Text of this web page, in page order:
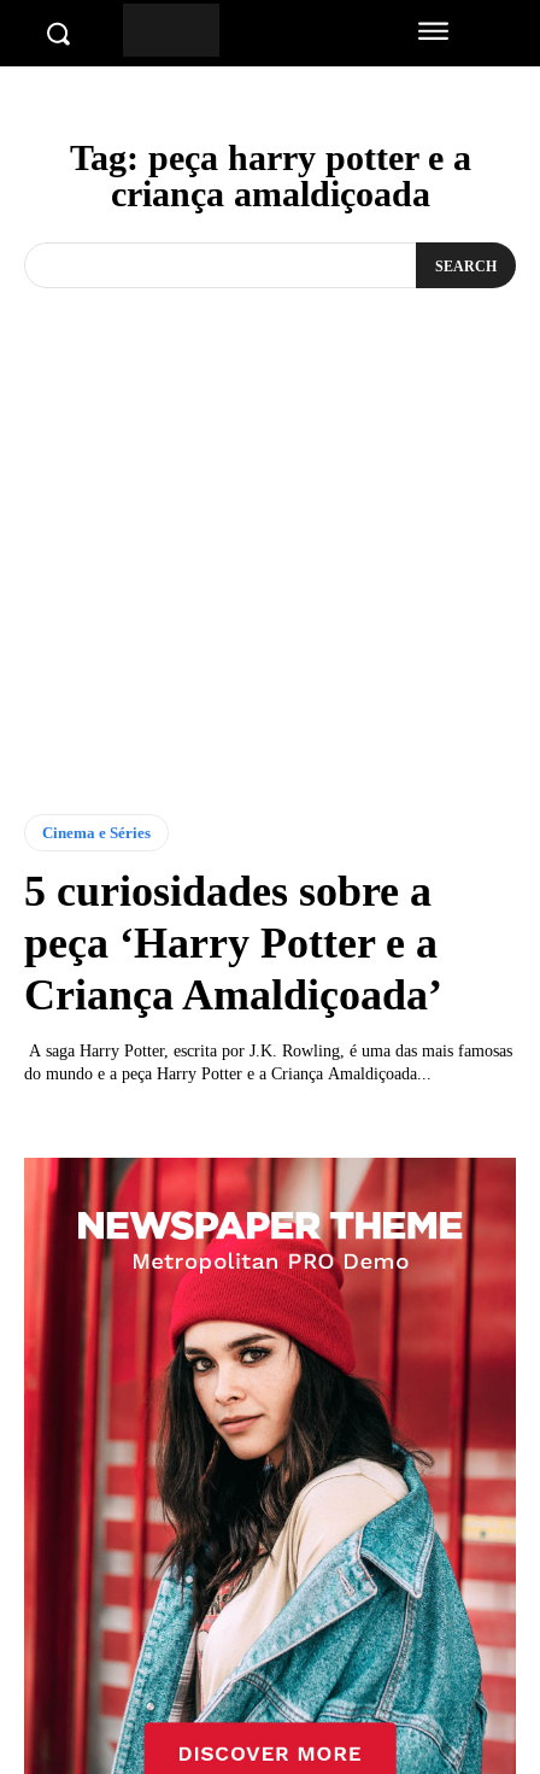
Tag: peça harry potter e a
criança amaldiçoada
SEARCH
Cinema e Séries
5 curiosidades sobre a
peça ‘Harry Potter e a
Criança Amaldiçoada’
A saga Harry Potter, escrita por J.K. Rowling, é uma das mais famosas
do mundo e a peça Harry Potter e a Criança Amaldiçoada...